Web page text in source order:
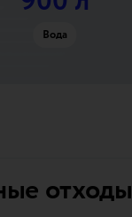
Вода
отходы